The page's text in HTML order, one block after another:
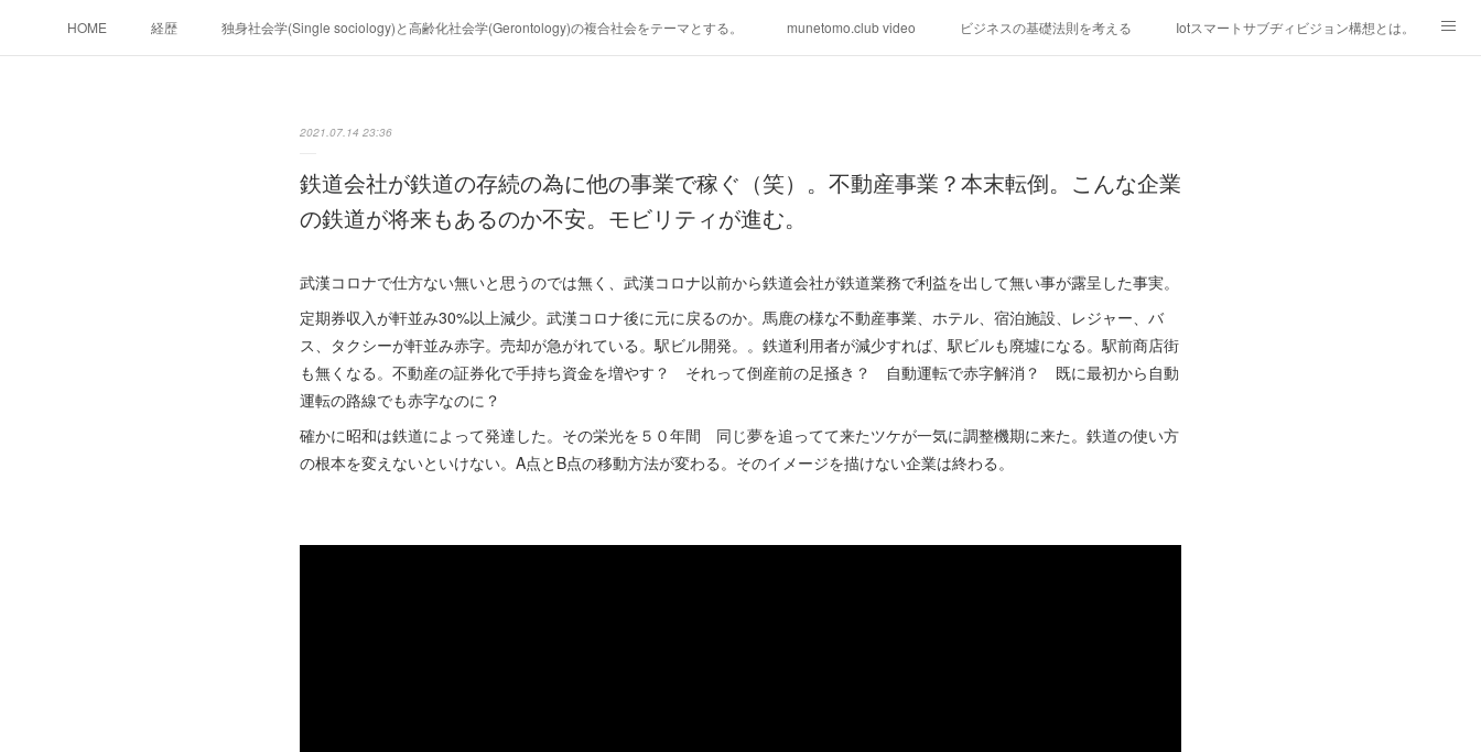
HOME 経歴 独身社会学(Single sociology)と高齢化社会学(Gerontology)の複合社会をテーマとする。 munetomo.club video ビジネスの基礎法則を考える Iotスマートサブヂィビジョン構想とは。
フィリピンマンションは買うべきでは無い理由は全てここにある。
未来２１００研究所他のアイデア マニラ男の手料理 総集編 https://globalclub.amebaownd.com/
2021.07.14 23:36
鉄道会社が鉄道の存続の為に他の事業で稼ぐ（笑）。不動産事業？本末転倒。こんな企業
の鉄道が将来もあるのか不安。モビリティが進む。
武漢コロナで仕方ない無いと思うのでは無く、武漢コロナ以前から鉄道会社が鉄道業務で利益を出して無い事が露呈した事実。
定期券収入が軒並み30%以上減少。武漢コロナ後に元に戻るのか。馬鹿の様な不動産事業、ホテル、宿泊施設、レジャー、バ
ス、タクシーが軒並み赤字。売却が急がれている。駅ビル開発。。鉄道利用者が減少すれば、駅ビルも廃墟になる。駅前商店街
も無くなる。不動産の証券化で手持ち資金を増やす？ それって倒産前の足掻き？ 自動運転で赤字解消？ 既に最初から自動
運転の路線でも赤字なのに？
確かに昭和は鉄道によって発達した。その栄光を５０年間 同じ夢を追ってて来たツケが一気に調整機期に来た。鉄道の使い方
の根本を変えないといけない。A点とB点の移動方法が変わる。そのイメージを描けない企業は終わる。